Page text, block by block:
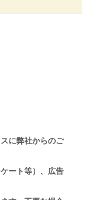
に弊社からのご
ート等）、広告